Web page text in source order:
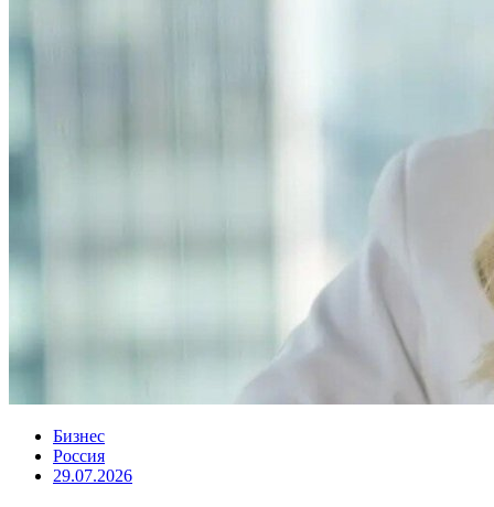
Бизнес
Россия
29.07.2026